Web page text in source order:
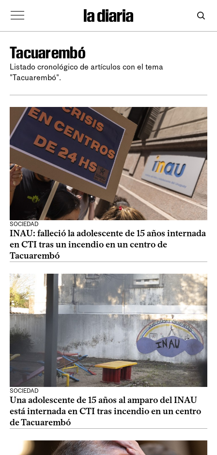
Tacuarembó
Listado cronológico de artículos con el tema
"Tacuarembó".
SOCIEDAD
INAU: falleció la adolescente de 15 años internada
en CTI tras un incendio en un centro de
Tacuarembó
SOCIEDAD
Una adolescente de 15 años al amparo del INAU
está internada en CTI tras incendio en un centro
de Tacuarembó